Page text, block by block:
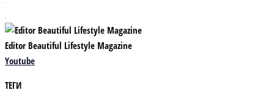
Editor Beautiful Lifestyle Magazine
Youtube
ТЕГИ